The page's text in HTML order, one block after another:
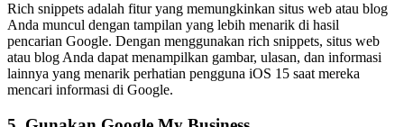
Rich snippets adalah fitur yang memungkinkan situs web atau blog
Anda muncul dengan tampilan yang lebih menarik di hasil
pencarian Google. Dengan menggunakan rich snippets, situs web
atau blog Anda dapat menampilkan gambar, ulasan, dan informasi
lainnya yang menarik perhatian pengguna iOS 15 saat mereka
mencari informasi di Google.